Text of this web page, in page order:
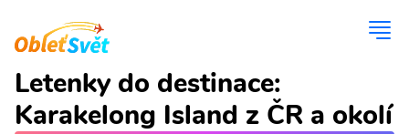
Letenky do destinace:
Karakelong Island z ČR a okolí